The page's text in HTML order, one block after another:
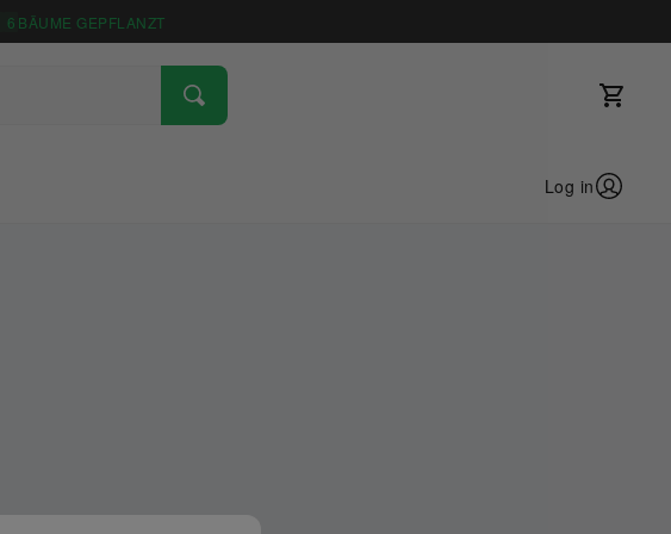
6 BÄUME GEPFLANZT
Log in